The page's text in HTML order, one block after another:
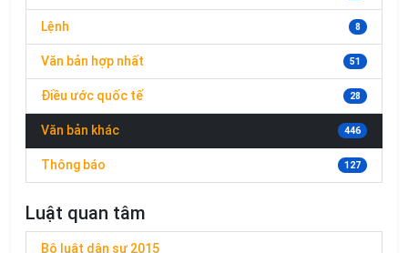
Lệnh 8
Văn bản hợp nhất 51
Điều ước quốc tế 28
Văn bản khác 446
Thông báo 127
Luật quan tâm
Bộ luật dân sự 2015